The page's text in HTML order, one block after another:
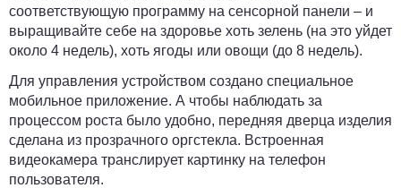
соответствующую программу на сенсорной панели – и
выращивайте себе на здоровье хоть зелень (на это уйдет
около 4 недель), хоть ягоды или овощи (до 8 недель).
Для управления устройством создано специальное
мобильное приложение. А чтобы наблюдать за
процессом роста было удобно, передняя дверца изделия
сделана из прозрачного оргстекла. Встроенная
видеокамера транслирует картинку на телефон
пользователя.